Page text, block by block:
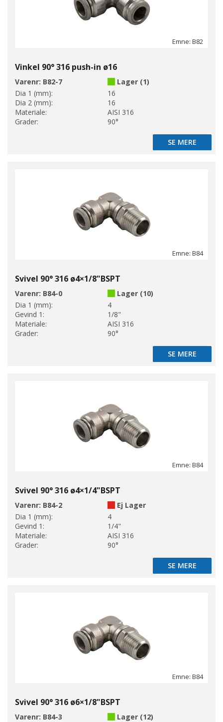
Emne: B82
Vinkel 90° 316 push-in ø16
Varenr: B82-7
Lager (1)
Dia 1 (mm):
16
Dia 2 (mm):
16
Materiale:
AISI 316
Grader:
90°
SE MERE
SE MERE
Emne: B84
Svivel 90° 316 ø4×1/8"BSPT
Varenr: B84-0
Lager (10)
Dia 1 (mm):
4
Gevind 1:
1/8"
Materiale:
AISI 316
Grader:
90°
SE MERE
SE MERE
Emne: B84
Svivel 90° 316 ø4×1/4"BSPT
Varenr: B84-2
Ej Lager
Dia 1 (mm):
4
Gevind 1:
1/4"
Materiale:
AISI 316
Grader:
90°
SE MERE
SE MERE
Emne: B84
Svivel 90° 316 ø6×1/8"BSPT
Varenr: B84-3
Lager (12)